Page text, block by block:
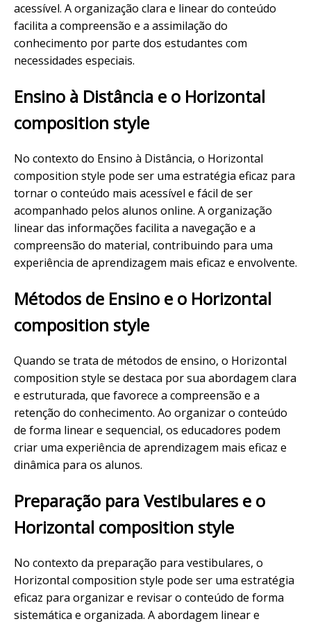
acessível. A organização clara e linear do conteúdo
facilita a compreensão e a assimilação do
conhecimento por parte dos estudantes com
necessidades especiais.
Ensino à Distância e o Horizontal
composition style
No contexto do Ensino à Distância, o Horizontal
composition style pode ser uma estratégia eficaz para
tornar o conteúdo mais acessível e fácil de ser
acompanhado pelos alunos online. A organização
linear das informações facilita a navegação e a
compreensão do material, contribuindo para uma
experiência de aprendizagem mais eficaz e envolvente.
Métodos de Ensino e o Horizontal
composition style
Quando se trata de métodos de ensino, o Horizontal
composition style se destaca por sua abordagem clara
e estruturada, que favorece a compreensão e a
retenção do conhecimento. Ao organizar o conteúdo
de forma linear e sequencial, os educadores podem
criar uma experiência de aprendizagem mais eficaz e
dinâmica para os alunos.
Preparação para Vestibulares e o
Horizontal composition style
No contexto da preparação para vestibulares, o
Horizontal composition style pode ser uma estratégia
eficaz para organizar e revisar o conteúdo de forma
sistemática e organizada. A abordagem linear e